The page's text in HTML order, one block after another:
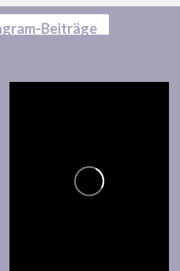
Beiträge